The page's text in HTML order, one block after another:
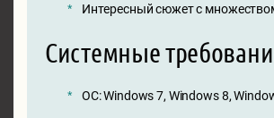
Интересный сюжет с
Системные
ОС: Windows 7, Windows 8,